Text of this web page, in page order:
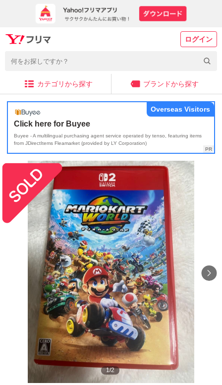
ログイン
カテゴリから探す ブランドから探す
Click here for Buyee
Buyee - A multilingual purchasing agent service operated by tenso, featuring items
from JDirectItems Fleamarket (provided by LY Corporation)
Overseas Visitors
1/2